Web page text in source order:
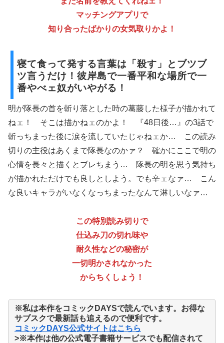
マッチングアプリで
知り合ったばかりの女気取りかよ！
寝て食って発する言葉は「殺す」とブツブ
ツ言うだけ！彼岸島で一番平和な場所で一
番やべェ奴がいやがる！
明が隊長の首を斬り落とした時の葛藤した様子が描かれて
ねェ！ そこは描かねェのかよ！ 『48日後…』の3話で
斬っちまった後に涙を流していたじゃねェか… この読み
切りの主役はあくまで隊長なのかァ？ 確かにここで明の
心情を長々と描くとブレちまう… 隊長の明を思う気持ち
が描かれただけでも良しとしよう。でも辛ェなァ… こん
な良いキャラがいなくなっちまったなんて淋しいなァ…
この特別読み切りで
仕込み刀の切れ味や
耐久性などの秘密が
一切明かされなかった
からちくしょう！
※私は本作をコミックDAYSで読んでいます。お得な
サブスクで最新話も追えるので便利です。
コミックDAYS公式サイトはこちら
>※本作は他の公式電子書籍サービスでも配信されて